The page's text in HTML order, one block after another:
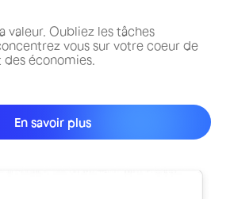
valeur. Oubliez les tâches
vous sur votre coeur de
économies.
En savoir plus